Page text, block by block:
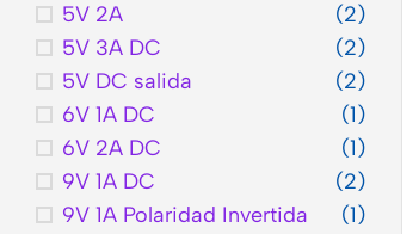
5V 2A
(2)
5V 3A DC
(2)
5V DC salida
(2)
6V 1A DC
(1)
6V 2A DC
(1)
9V 1A DC
(2)
9V 1A Polaridad Invertida
(1)